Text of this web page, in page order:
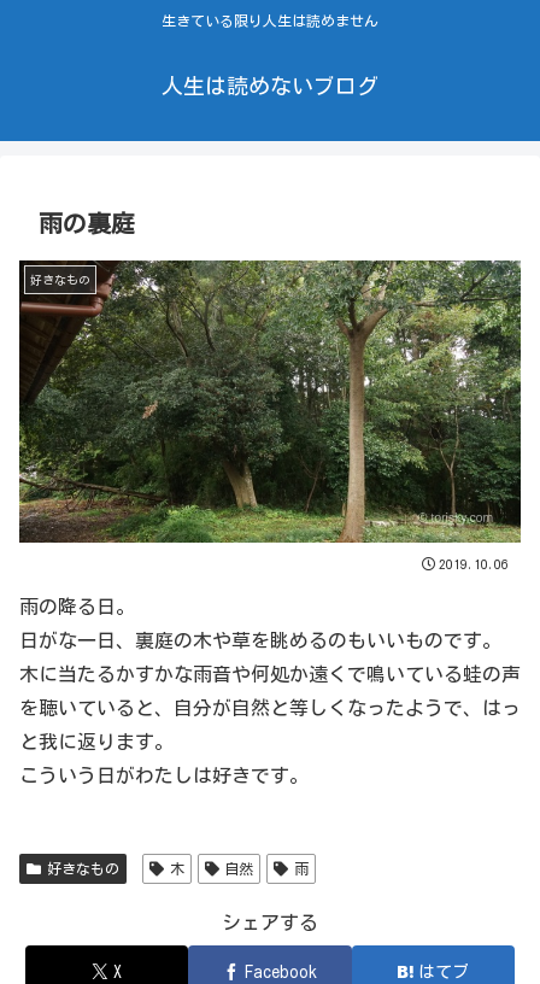
生きている限り人生は読めません
人生は読めないブログ
雨の裏庭
好きなもの
2019.10.06
雨の降る日。
日がな一日、裏庭の木や草を眺めるのもいいものです。
木に当たるかすかな雨音や何処か遠くで鳴いている蛙の声
を聴いていると、自分が自然と等しくなったようで、はっ
と我に返ります。
こういう日がわたしは好きです。
好きなもの 木 自然 雨
シェアする
X Facebook はてブ